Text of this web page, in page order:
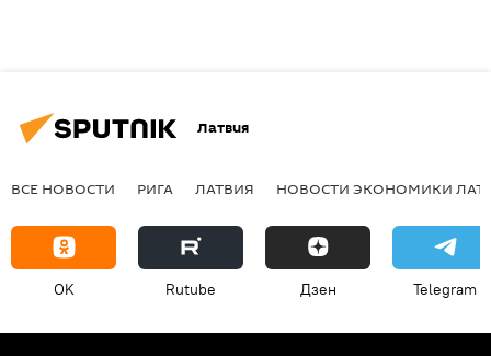
Латвия
ВСЕ НОВОСТИ РИГА ЛАТВИЯ НОВОСТИ ЭКОНОМИКИ
OK Rutube Дзен Telegram